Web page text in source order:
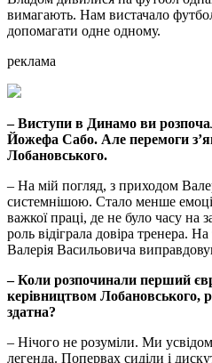
вимагають. Нам вистачало
допомагати одне одному.
реклама
– Виступи в Динамо ви
Йожефа Сабо. Але перемоги
Лобановського.
– На мій погляд, з приходом
системнішою. Стало менше
важкої праці, де не було часу на
роль відіграла довіра тренера.
Валерія Васильовича
– Коли розпочинали перший
керівництвом Лобановського,
здатна?
– Нічого не розуміли. Ми
легенда. Попервах сиділи і